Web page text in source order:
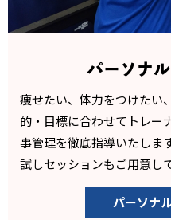
パーソナ
痩せたい、体力をつけたい
的 ・目標に合わせてトレ
事管理を徹底指導いたしま
試しセッションもご用意し
パーソナ